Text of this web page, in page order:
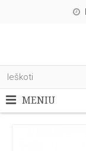
MENIU